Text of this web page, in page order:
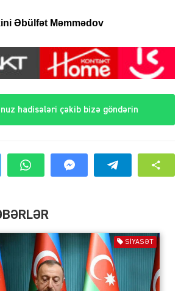
Əbülfət Məmmədov
hadisələri çəkib bizə göndərin
SIYASƏT